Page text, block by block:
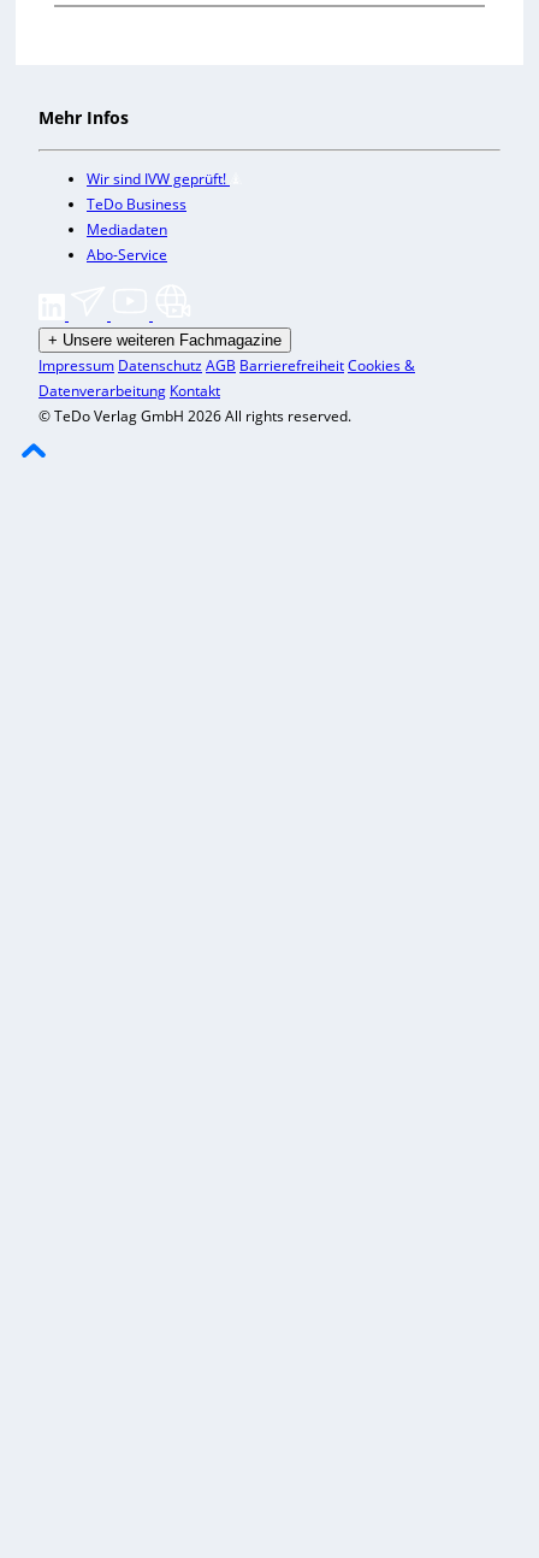
Mehr Infos
Wir sind IVW geprüft!
TeDo Business
Mediadaten
Abo-Service
+ Unsere weiteren Fachmagazine
Impressum DatenschutzAGB BarrierefreiheitCookies &
Datenverarbeitung Kontakt
© TeDo Verlag GmbH 2026 All rights reserved.